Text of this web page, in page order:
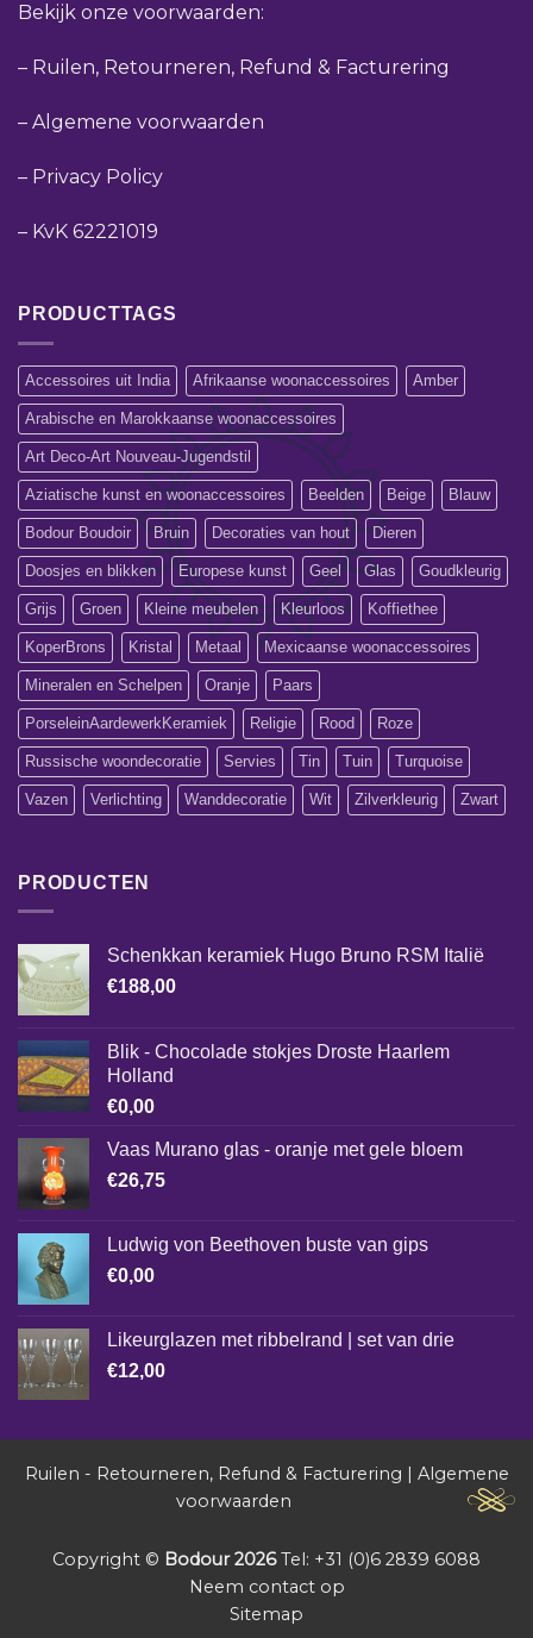
Bekijk onze voorwaarden:
– Ruilen, Retourneren, Refund & Facturering
– Algemene voorwaarden
– Privacy Policy
– KvK 62221019
PRODUCTTAGS
Accessoires uit India Afrikaanse woonaccessoires Amber
Arabische en Marokkaanse woonaccessoires
Art Deco-Art Nouveau-Jugendstil
Aziatische kunst en woonaccessoires Beelden Beige Blauw
Bodour Boudoir Bruin Decoraties van hout Dieren
Doosjes en blikken Europese kunst Geel Glas Goudkleurig
Grijs Groen Kleine meubelen Kleurloos Koffiethee
KoperBrons Kristal Metaal Mexicaanse woonaccessoires
Mineralen en Schelpen Oranje Paars
PorseleinAardewerkKeramiek Religie Rood Roze
Russische woondecoratie Servies Tin Tuin Turquoise
Vazen Verlichting Wanddecoratie Wit Zilverkleurig Zwart
PRODUCTEN
Schenkkan keramiek Hugo Bruno RSM Italië
€188,00
Blik - Chocolade stokjes Droste Haarlem
Holland
€0,00
Vaas Murano glas - oranje met gele bloem
€26,75
Ludwig von Beethoven buste van gips
€0,00
Likeurglazen met ribbelrand | set van drie
€12,00
Ruilen - Retourneren, Refund & Facturering | Algemene
voorwaarden
Copyright © Bodour 2026Tel: +31 (0)6 2839 6088
Neem contact op
Sitemap